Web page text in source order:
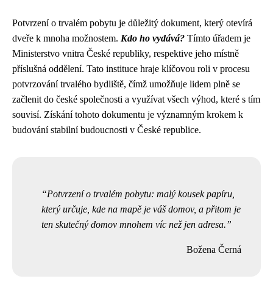
Potvrzení o trvalém pobytu je důležitý dokument, který otevírá
dveře k mnoha možnostem. Kdo ho vydává? Tímto úřadem je
Ministerstvo vnitra České republiky, respektive jeho místně
příslušná oddělení. Tato instituce hraje klíčovou roli v procesu
potvrzování trvalého bydliště, čímž umožňuje lidem plně se
začlenit do české společnosti a využívat všech výhod, které s tím
souvisí. Získání tohoto dokumentu je významným krokem k
budování stabilní budoucnosti v České republice.
Potvrzení o trvalém pobytu: malý kousek papíru,
který určuje, kde na mapě je váš domov, a přitom je
ten skutečný domov mnohem víc než jen adresa.
Božena Černá